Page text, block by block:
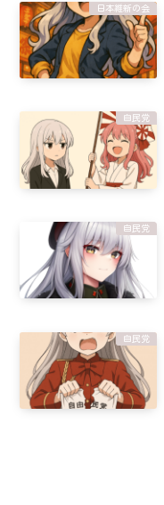
日本維新の会
自民党
自民党
自民党